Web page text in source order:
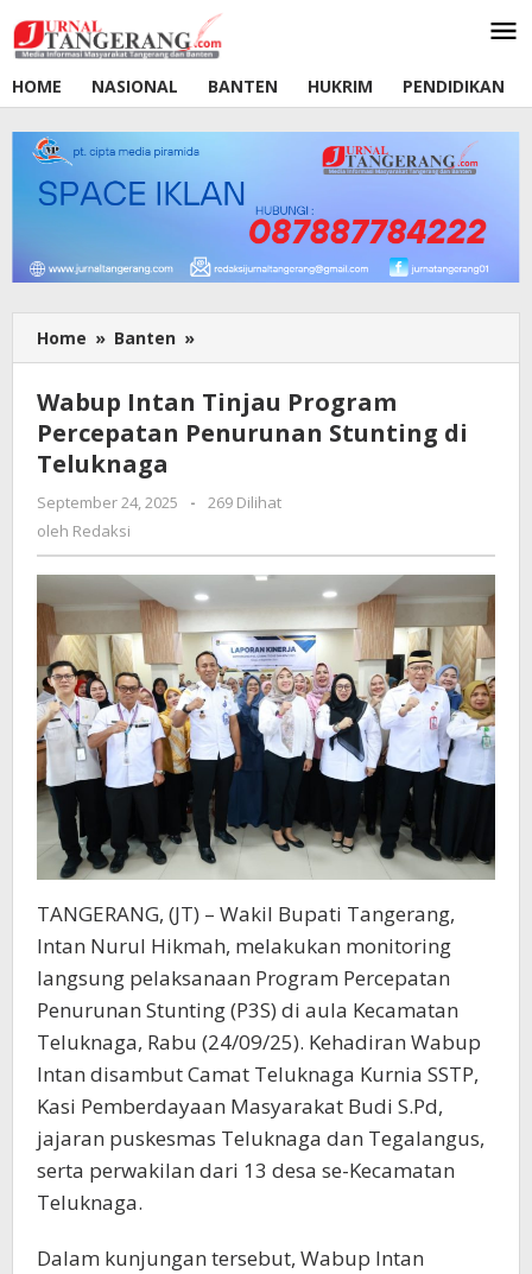
ke
konten
HOME
NASIONAL BANTEN HUKRIM PENDIDIKAN
Home » Banten »
Intan
Program
Percepatan
di
Wabup Intan Tinjau Program
Percepatan Penurunan Stunting di
Teluknaga
September 24, 2025
oleh
-
269 Dilihat
oleh Redaksi
TANGERANG, (JT) – Wakil Bupati Tangerang,
Intan Nurul Hikmah, melakukan monitoring
langsung pelaksanaan Program Percepatan
Penurunan Stunting (P3S) di aula Kecamatan
Teluknaga, Rabu (24/09/25). Kehadiran Wabup
Intan disambut Camat Teluknaga Kurnia SSTP,
Kasi Pemberdayaan Masyarakat Budi S.Pd,
jajaran puskesmas Teluknaga dan Tegalangus,
serta perwakilan dari 13 desa se-Kecamatan
Teluknaga.
Dalam kunjungan tersebut, Wabup Intan